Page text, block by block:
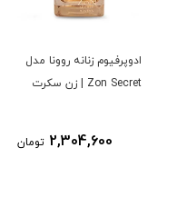
ادوپرفیوم زنانه روونا مدل
Zon Secret | زن سکرت
2,304,600 تومان